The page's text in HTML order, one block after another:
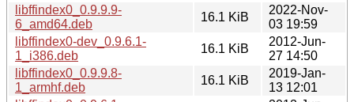
libffindex0_0.9.9.9-
6_amd64.deb
16.1 KiB
2022-Nov-
03 19:59
libffindex0-dev_0.9.6.1-
1_i386.deb
16.1 KiB
2012-Jun-
27 14:50
libffindex0_0.9.9.8-
1_armhf.deb
16.1 KiB
2019-Jan-
13 12:01